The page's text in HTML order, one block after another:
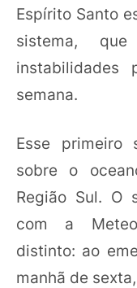
Espírito Santo
sistema,
semana.
Esse primeiro
sobre o
Região Sul. O
com a
distinto: ao
manhã de